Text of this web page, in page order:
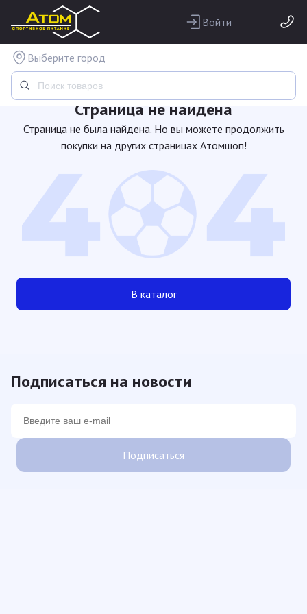
Войти
Выберите город
Страница не найдена
Страница не была найдена. Но вы можете продолжить
покупки на других страницах Атомшоп!
В каталог
Подписаться на новости
Подписаться